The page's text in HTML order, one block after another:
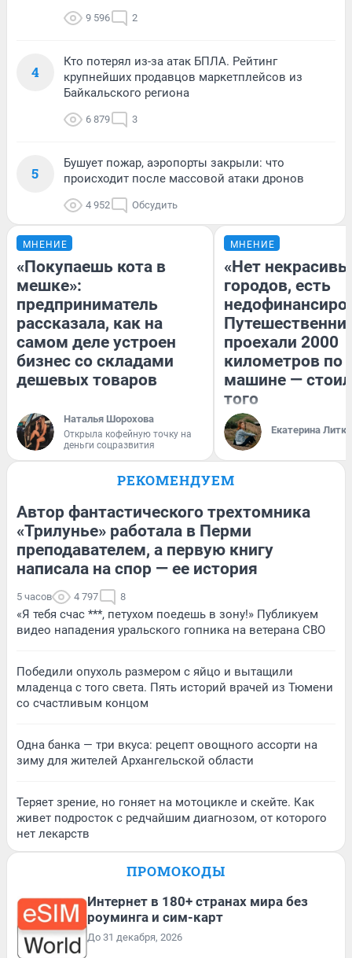
9 596 2
4
Кто потерял из-за атак БПЛА. Рейтинг
крупнейших продавцов маркетплейсов из
Байкальского региона
6 879 3
5
Бушует пожар, аэропорты закрыли: что
происходит после массовой атаки дронов
4 952 Обсудить
МНЕНИЕ
«Покупаешь кота в
мешке»:
предприниматель
рассказала, как на
самом деле устроен
бизнес со складами
дешевых товаров
Наталья Шорохова
Открыла кофейную точку на
деньги соцразвития
МНЕНИЕ
«Нет
городов, есть
проехали 2000
километров по
машине —
того
Екатерина
РЕКОМЕНДУЕМ
Автор фантастического трехтомника
«Трилунье» работала в Перми
преподавателем, а первую книгу
написала на спор — ее история
5 часов 4 797 8
«Я тебя счас ***, петухом поедешь в зону!» Публикуем
видео нападения уральского гопника на ветерана СВО
Победили опухоль размером с яйцо и вытащили
младенца с того света. Пять историй врачей из Тюмени
со счастливым концом
Одна банка — три вкуса: рецепт овощного ассорти на
зиму для жителей Архангельской области
Теряет зрение, но гоняет на мотоцикле и скейте. Как
живет подросток с редчайшим диагнозом, от которого
нет лекарств
ПРОМОКОДЫ
Интернет в 180+ странах мира без
роуминга и сим-карт
До 31 декабря, 2026